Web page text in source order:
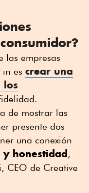
las empresas
es crear una
los
de mostrar las
presente dos
una conexión
y honestidad ,
CEO de Creative